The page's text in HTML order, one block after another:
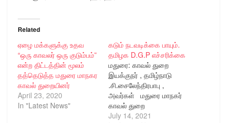
Related
ஏழை மக்களுக்கு உதவ
“ஒரு காவலர் ஒரு குடும்பம்”
என்ற திட்டத்தின் மூலம்
தத்தெடுத்த மதுரை மாநகர
காவல் துறையினர்
April 23, 2020
In "Latest News"
கடும் நடவடிக்கை பாயும்.
தமிழக D.G.P எச்சரிக்கை
மதுரை: காவல் துறை
இயக்குநர் , தமிழ்நாடு
.சி.சைலேந்திரபாபு ,
அவர்கள் மதுரை மாநகர்
காவல் துறை
அலுவலகத்தில் தென்
July 14, 2021